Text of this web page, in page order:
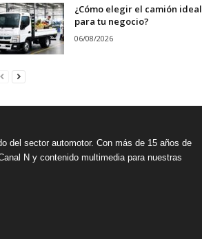
¿Cómo elegir el camión ideal
para tu negocio?
06/08/2026
del sector automotor. Con más de 15 años de
N y contenido multimedia para nuestras